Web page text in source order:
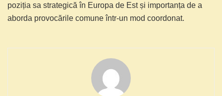
poziția sa strategică în Europa de Est și importanța de a
aborda provocările comune într-un mod coordonat.